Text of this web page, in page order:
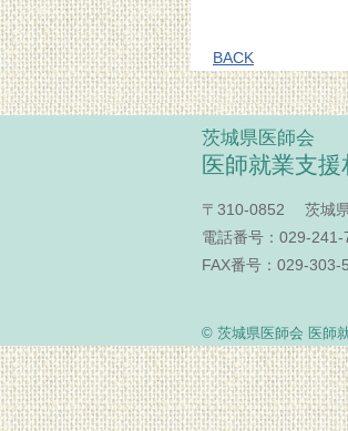
BACK
茨城県医師会
医師就業支援
〒310-0852 茨城県
電話番号：029-
FAX番号：029-
© 茨城県医師会 医師